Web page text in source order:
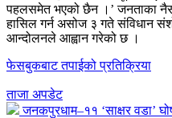
पहलसमेत भएको छैन ।’ जनताका
हासिल गर्न असोज ३ गते संविधान
आन्दोलनले आह्वान गरेको छ ।
फेसबुकबाट तपाईको प्रतिक्रिया
ताजा अपडेट
जनकपुरधाम–११ ‘साक्षर वडा’